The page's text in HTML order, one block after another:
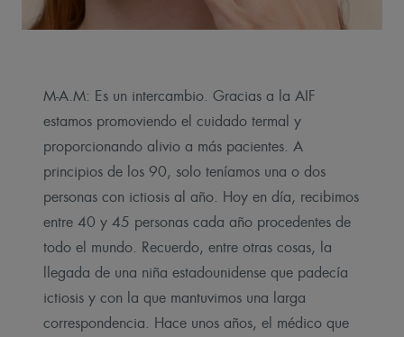
M-A.M: Es un intercambio. Gracias a la AIF
estamos promoviendo el cuidado termal y
proporcionando alivio a más pacientes. A
principios de los 90, solo teníamos una o dos
personas con ictiosis al año. Hoy en día, recibimos
entre 40 y 45 personas cada año procedentes de
todo el mundo. Recuerdo, entre otras cosas, la
llegada de una niña estadounidense que padecía
ictiosis y con la que mantuvimos una larga
correspondencia. Hace unos años, el médico que